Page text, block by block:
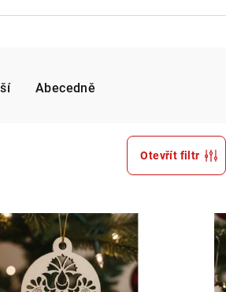
Abecedně
Otevřít filtr